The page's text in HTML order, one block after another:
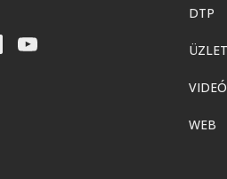
DTP
WEB